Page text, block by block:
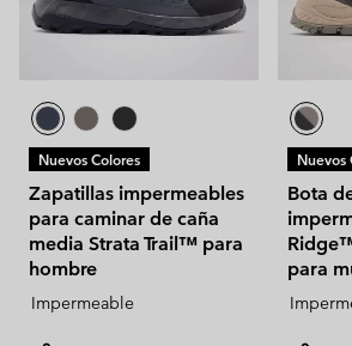
Nuevos Colores
Zapatillas impermeables
para caminar de caña
media Strata Trail™ para
hombre
Impermeable
Nuevos
Bota
para